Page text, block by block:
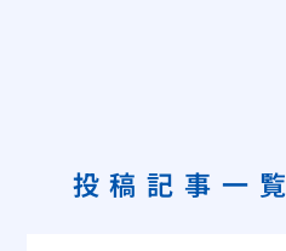
投稿記事一覧